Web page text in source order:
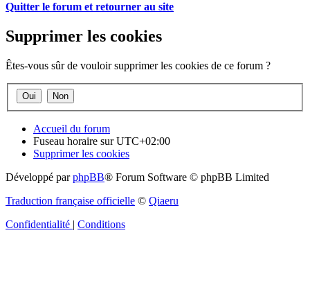
Quitter le forum et retourner au site
Supprimer les cookies
Êtes-vous sûr de vouloir supprimer les cookies de ce forum ?
Accueil du forum
Fuseau horaire surUTC+02:00
Supprimer les cookies
Développé parphpBB® Forum Software © phpBB Limited
Traduction française officielle © Qiaeru
Confidentialité | Conditions